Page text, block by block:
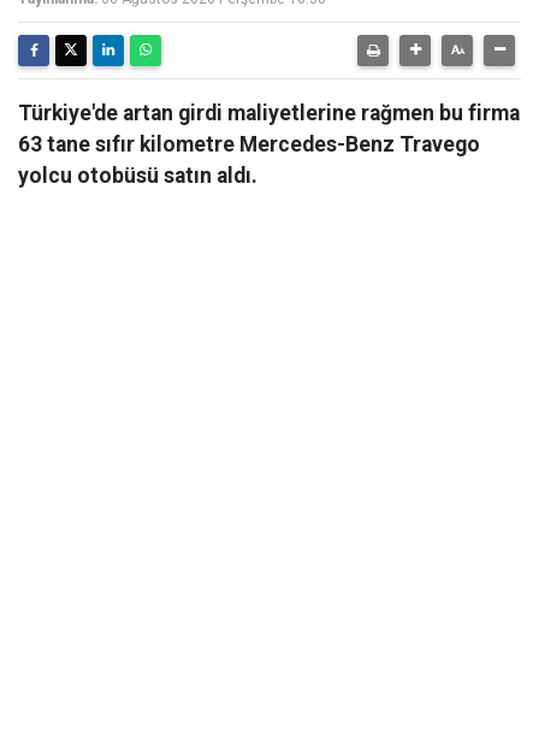
Türkiye'de artan girdi maliyetlerine rağmen bu firma
63 tane sıfır kilometre Mercedes-Benz Travego
yolcu otobüsü satın aldı.